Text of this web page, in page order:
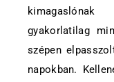
gyakorlatilag
szépen
napokban.